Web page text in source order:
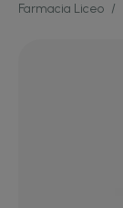
Farmacia Liceo /